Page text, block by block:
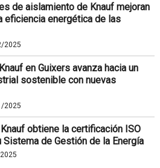
de aislamiento de Knauf mejoran
eficiencia energética de las
2025
en Guixers avanza hacia un
sostenible con nuevas
2025
obtiene la certificación ISO
Sistema de Gestión de la Energía